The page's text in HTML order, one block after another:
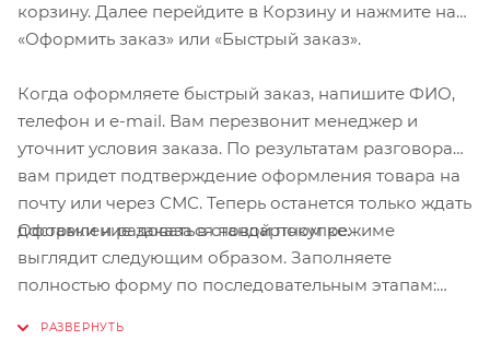
корзину. Далее перейдите в Корзину и нажмите на
«Оформить заказ» или «Быстрый заказ».
Когда оформляете быстрый заказ, напишите ФИО,
телефон и e-mail. Вам перезвонит менеджер и
уточнит условия заказа. По результатам разговора
вам придет подтверждение оформления товара на
почту или через СМС. Теперь останется только ждать
доставки и радоваться новой покупке.
Оформление заказа в стандартном режиме
выглядит следующим образом. Заполняете
полностью форму по последовательным этапам: